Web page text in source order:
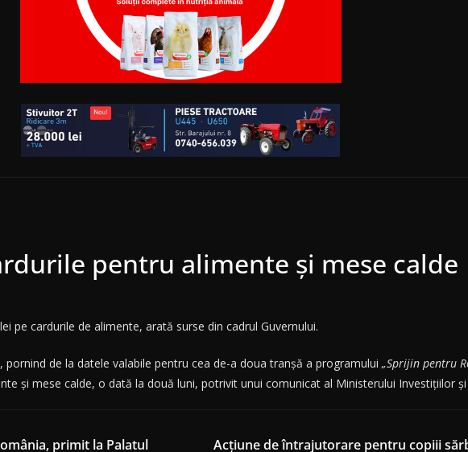
pentru alimente și mese calde
pe cardurile de alimente, arată surse din cadrul Guvernului.
de la datele valabile pentru cea de-a doua tranșă a programului „Sprijin pentru
și mese calde, o dată la două luni, potrivit unui comunicat al Ministerului Investițiilor
primit la Palatul Acțiune de întrajutorare pentru copiii